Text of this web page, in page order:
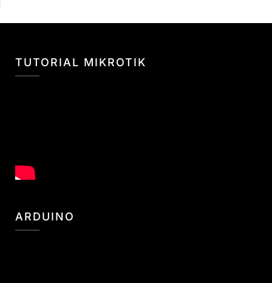
TUTORIAL MIKROTIK
ARDUINO